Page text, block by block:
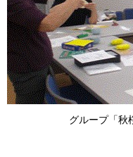
グループ「秋桜会